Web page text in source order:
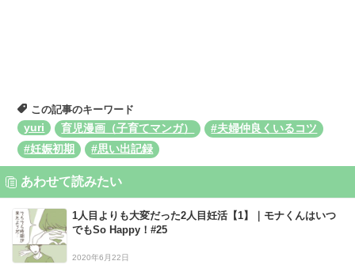
この記事のキーワード
yuri
育児漫画（子育てマンガ）
#夫婦仲良くいるコツ
#妊娠初期
#思い出記録
あわせて読みたい
1人目よりも大変だった2人目妊活【1】｜モナくんはいつ
でもSo Happy！#25
2020年6月22日